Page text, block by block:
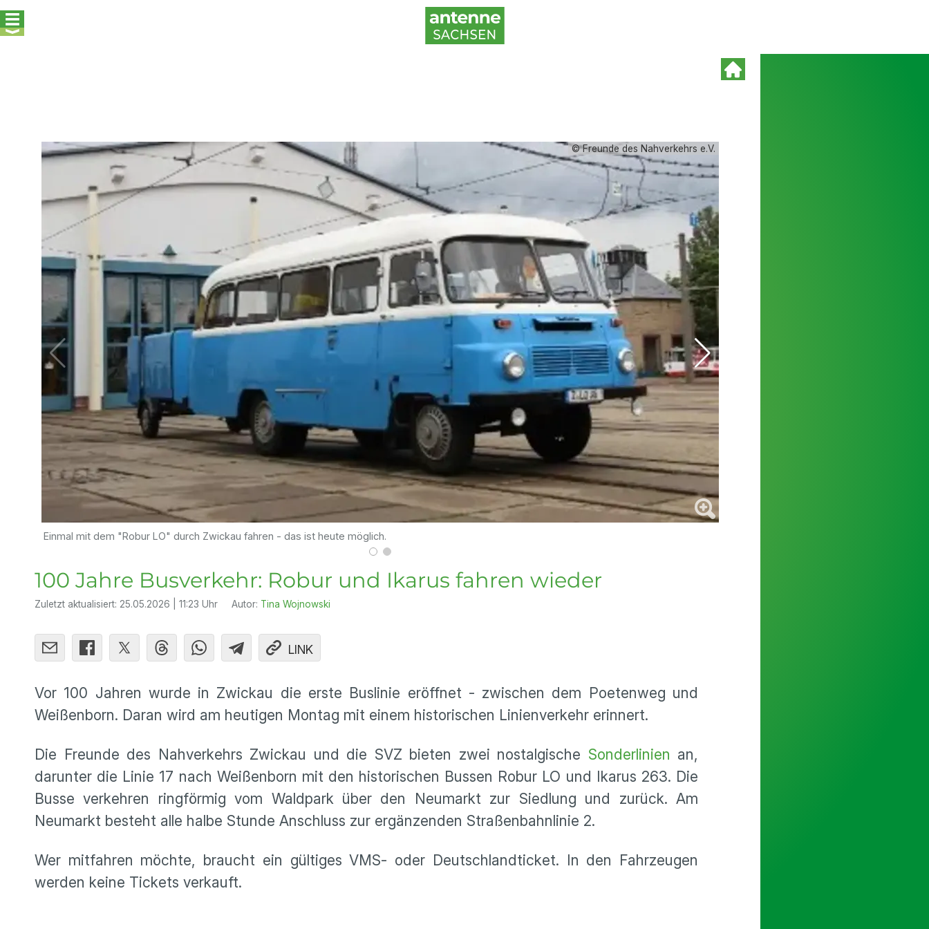
© Freunde des Nahverkehrs e.V.
Einmal mit dem "Robur LO" durch Zwickau fahren - das ist heute möglich.
100 Jahre Busverkehr: Robur und Ikarus fahren wieder
Zuletzt aktualisiert: 25.05.2026 | 11:23 Uhr Autor: Tina Wojnowski
LINK
Vor 100 Jahren wurde in Zwickau die erste Buslinie eröffnet - zwischen dem Poetenweg und
Weißenborn. Daran wird am heutigen Montag mit einem historischen Linienverkehr erinnert.
Die Freunde des Nahverkehrs Zwickau und die SVZ bieten zwei nostalgische Sonderlinien an,
darunter die Linie 17 nach Weißenborn mit den historischen Bussen Robur LO und Ikarus 263. Die
Busse verkehren ringförmig vom Waldpark über den Neumarkt zur Siedlung und zurück. Am
Neumarkt besteht alle halbe Stunde Anschluss zur ergänzenden Straßenbahnlinie 2.
Wer mitfahren möchte, braucht ein gültiges VMS- oder Deutschlandticket. In den Fahrzeugen
werden keine Tickets verkauft.